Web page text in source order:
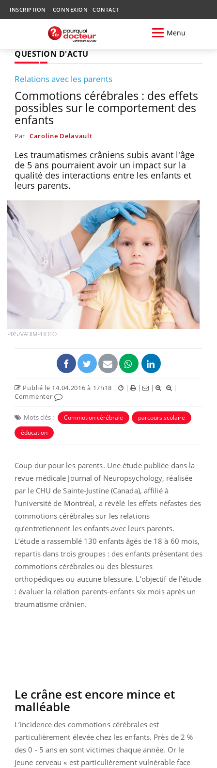
INSCRIPTION CONNEXION CONTACT
Menu
QUESTION D'ACTU
Relations avec les parents
Commotions cérébrales : des effets
possibles sur le comportement des
enfants
Par Caroline Delavault
Les traumatismes crâniens subis avant l'âge
de 5 ans pourraient avoir un impact sur la
qualité des interactions entre les enfants et
leurs parents.
PIX5/VADIMPHOTO
Publié le 14.04.2016 à 17h18 | | | |
|
Commenter
Mots clés : Commotion cérébrale
parcours scolaire
éducation
Coup dur pour les parents. Une étude publiée dans la
revue médicale Journal of Neuropsychology, réalisée
par le CHU de Sainte-Justine (Canada), affilié à
l’université de Montréal, a révélé les effets néfastes des
commotions cérébrales sur les relations
qu’entretiennent les enfants avec leurs parents.
L’étude a rassemblé 130 enfants âgés de 18 à 60 mois,
repartis dans trois groupes : des enfants présentant des
commotions cérébrales ou des blessures
orthopédiques ou aucune blessure. L’objectif de l’étude
: évaluer la relation parents-enfants six mois après un
traumatisme crânien.
Le crâne est encore mince et
malléable
L’incidence des commotions cérébrales est
particulièrement élevée chez les enfants. Près de 2 %
des 0 - 5 ans en sont victimes chaque année. Or le
jeune cerveau « est particulièrement vulnérable face